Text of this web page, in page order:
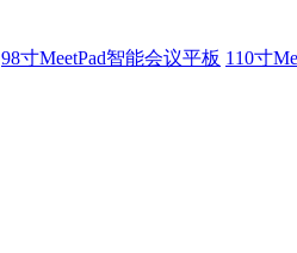
98寸MeetPad智能会议平板 110寸